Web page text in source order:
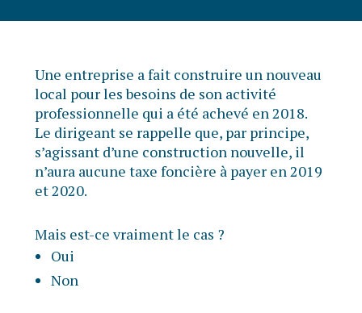
Une entreprise a fait construire un nouveau
local pour les besoins de son activité
professionnelle qui a été achevé en 2018.
Le dirigeant se rappelle que, par principe,
s’agissant d’une construction nouvelle, il
n’aura aucune taxe foncière à payer en 2019
et 2020.
Mais est-ce vraiment le cas ?
Oui
Non